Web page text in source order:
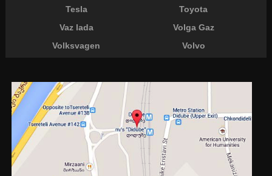
Tesla
Toyota
Vaz lada
Volga Gaz
Volksvagen
Volvo